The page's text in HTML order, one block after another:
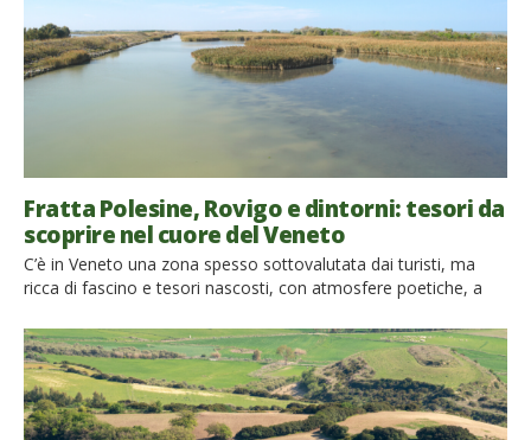
Fratta Polesine, Rovigo e dintorni: tesori da
scoprire nel cuore del Veneto
C’è in Veneto una zona spesso sottovalutata dai turisti, ma
ricca di fascino e tesori nascosti, con atmosfere poetiche, a
Polesine, Rovigo, Delta del Po e dintorni è un’esperienza unica,
in cui il passato si intreccia con il presente, e la natura offre
panorami […]